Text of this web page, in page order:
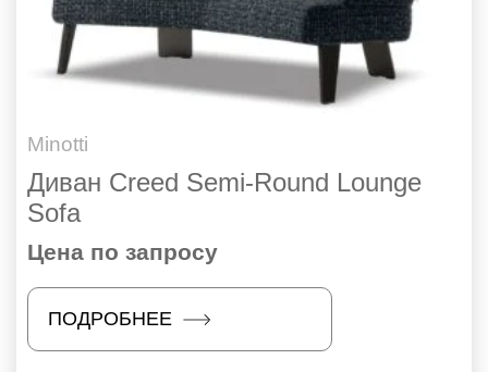
Minotti
Диван Creed Semi-Round Lounge
Sofa
Цена по запросу
ПОДРОБНЕЕ